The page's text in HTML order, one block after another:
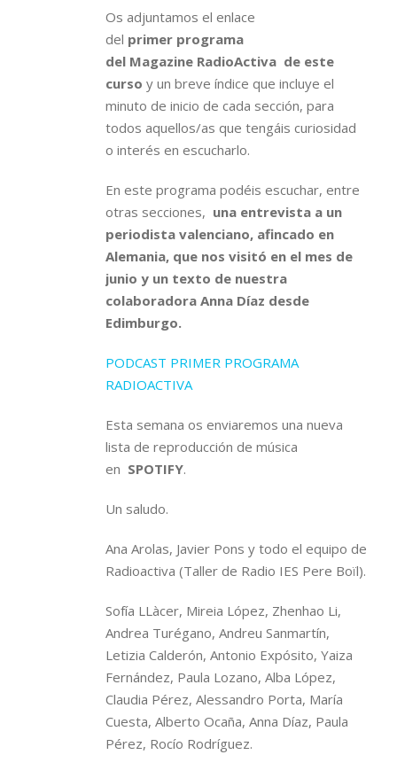
Os adjuntamos el enlace
del primer programa
del Magazine RadioActiva de este
curso y un breve índice que incluye el
minuto de inicio de cada sección, para
todos aquellos/as que tengáis curiosidad
o interés en escucharlo.
En este programa podéis escuchar, entre
otras secciones, una entrevista a un
periodista valenciano, afincado en
Alemania, que nos visitó en el mes de
junio y un texto de nuestra
colaboradora Anna Díaz desde
Edimburgo.
PODCAST PRIMER PROGRAMA
RADIOACTIVA
Esta semana os enviaremos una nueva
lista de reproducción de música
en SPOTIFY.
Un saludo.
Ana Arolas, Javier Pons y todo el equipo de
Radioactiva (Taller de Radio IES Pere Boïl).
Sofía LLàcer, Mireia López, Zhenhao Li,
Andrea Turégano, Andreu Sanmartín,
Letizia Calderón, Antonio Expósito, Yaiza
Fernández, Paula Lozano, Alba López,
Claudia Pérez, Alessandro Porta, María
Cuesta, Alberto Ocaña, Anna Díaz, Paula
Pérez, Rocío Rodríguez.